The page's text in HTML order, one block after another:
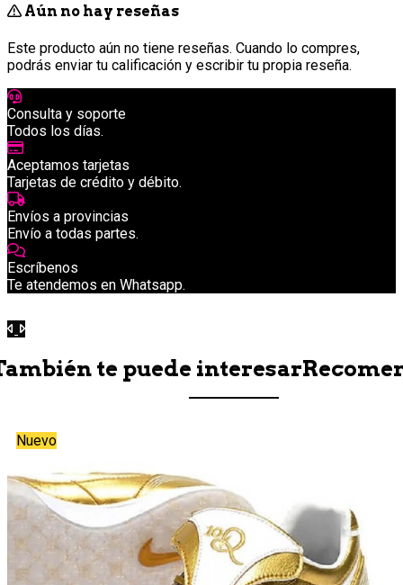
Aún no hay reseñas
Este producto aún no tiene reseñas. Cuando lo compres,
podrás enviar tu calificación y escribir tu propia reseña.
Consulta y soporte
Todos los días.
Aceptamos tarjetas
Tarjetas de crédito y débito.
Envíos a provincias
Envío a todas partes.
Escríbenos
Te atendemos en Whatsapp.
Anterior
Siguiente
te puede interesar
Nuevo